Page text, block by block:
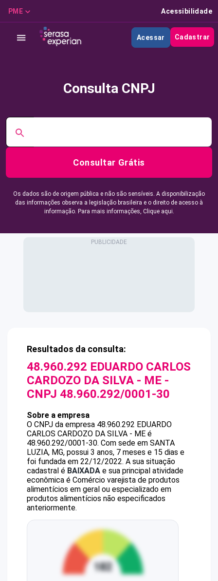
PME Acessibilidade
Acessar Cadastrar
Consulta CNPJ
Consultar Grátis
Os dados são de origem pública e não são sensíveis. A disponibilização
das informações observa a legislação brasileira e o direito de acesso à
informação. Para mais informações, Clique aqui.
Resultados da consulta:
48.960.292 EDUARDO CARLOS
CARDOZO DA SILVA - ME -
CNPJ 48.960.292/0001-30
Sobre a empresa
O CNPJ da empresa 48.960.292 EDUARDO
CARLOS CARDOZO DA SILVA - ME é
48.960.292/0001-30. Com sede em SANTA
LUZIA, MG, possui 3 anos, 7 meses e 15 dias e
foi fundada em 22/12/2022. A sua situação
cadastral é BAIXADA e sua principal atividade
econômica é Comércio varejista de produtos
alimentícios em geral ou especializado em
produtos alimentícios não especificados
anteriormente.